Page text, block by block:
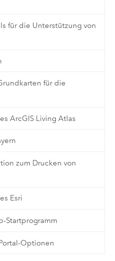
für die Unterstützung von
für die
ArcGIS Living Atlas
zum Drucken von
Esri
Startprogramm
Optionen